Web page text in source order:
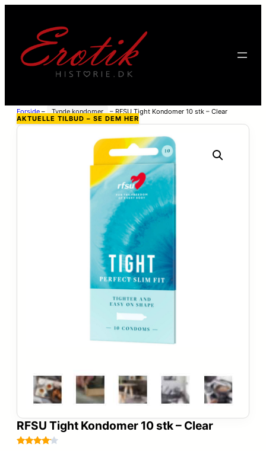
Forside– Tynde kondomer –RFSU Tight Kondomer 10 stk – Clear
AKTUELLE TILBUD – SE DEM HER
RFSU Tight Kondomer 10 stk – Clear